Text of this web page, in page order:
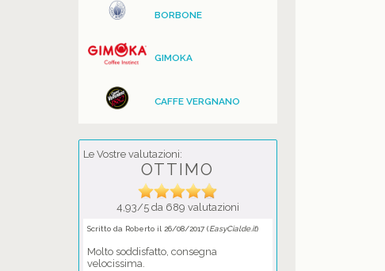
BORBONE
GIMOKA
CAFFE VERGNANO
Le Vostre valutazioni:
OTTIMO
4,93/5 da 689 valutazioni
Scritto da Roberto il 26/08/2017 (EasyCialde.it)
Molto soddisfatto, consegna
velocissima.